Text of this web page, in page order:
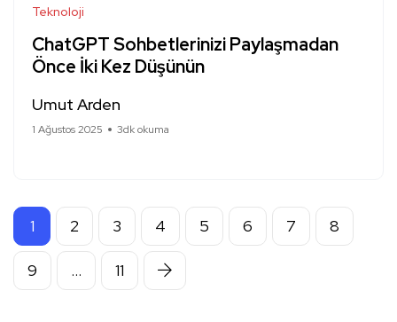
Teknoloji
ChatGPT Sohbetlerinizi Paylaşmadan
Önce İki Kez Düşünün
Umut Arden
1 Ağustos 2025 3dk okuma
1 2 3 4 5 6 7 8
9 … 11